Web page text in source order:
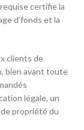
certifie la
d’fonds et la
clients de
bien avant toute
légale, un
propriété du